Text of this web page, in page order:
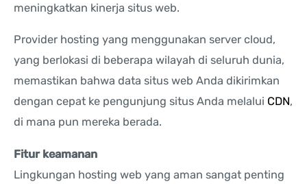
meningkatkan kinerja situs web.
Provider hosting yang menggunakan server cloud,
yang berlokasi di beberapa wilayah di seluruh dunia,
memastikan bahwa data situs web Anda dikirimkan
dengan cepat ke pengunjung situs Anda melalui CDN,
di mana pun mereka berada.
Fitur keamanan
Lingkungan hosting web yang aman sangat penting